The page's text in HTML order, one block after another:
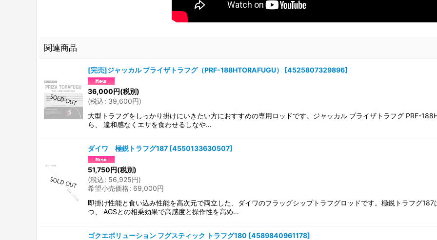
関連商品
[完売]ジャッカル プライザトラフグ（PRF-188HTORAFUGU） [4525807329896]
36,000円(税別)
(税込: 39,600円)
大型トラフグをしっかり掛けにいきたい方におすすめの専用ロッドです。ジャッカル プライザトラフグ PRF-
ら、 違和感なくエサを食わせるしなや…
ダイワ 極鋭トラフグ187 [4550133630507]
51,750円(税別)
(税込: 56,925円)
希望小売価格: 69,000円
即掛け性能と食い込み性能を高次元で両立した、ダイワのフラッグシップトラフグロッドです。極鋭トラフグ
つ、 AGSとの相乗効果で高感度と操作性を高め…
ゴクエボリューション フグスティック トラフグ180 [4589840961178]